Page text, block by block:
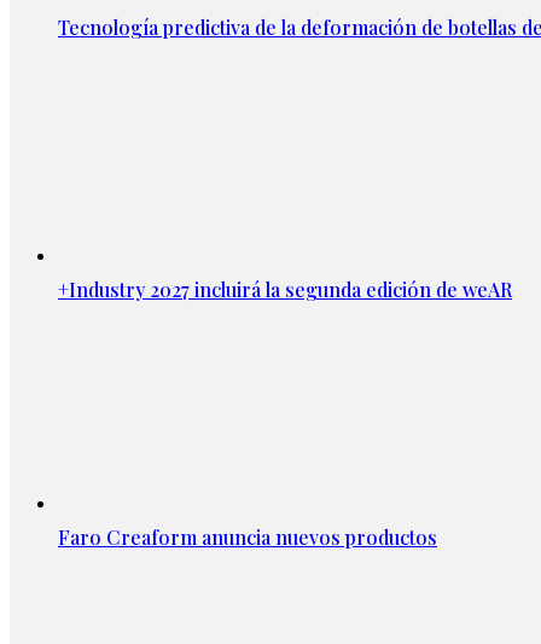
Tecnología predictiva de la deformación de botellas
+Industry 2027 incluirá la segunda edición de weAR
Faro Creaform anuncia nuevos productos